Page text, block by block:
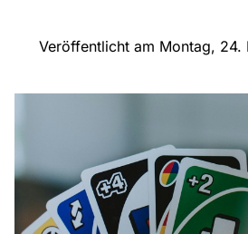
Veröffentlicht am Montag,